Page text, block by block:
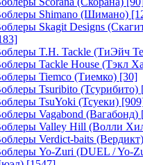
Shimano (Шимано)
Skagit Designs
T.H. Tackle (ТиЭйч
Tackle House (Тэкл
Tiemco (Тиемко) [30]
Tsuribito (Тсурибито)
TsuYoki (Тсуеки)
Vagabond (Вагабонд)
Valley Hill (Волли
Verdict-baits (Вердикт)
Yo-Zuri (DUEL / Yo-